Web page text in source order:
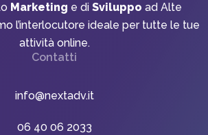
Marketing e di Sviluppo ad Alte
l’interlocutore ideale per tutte le tue
attività online.
Contatti
info@nextadv.it
06 40 06 2033